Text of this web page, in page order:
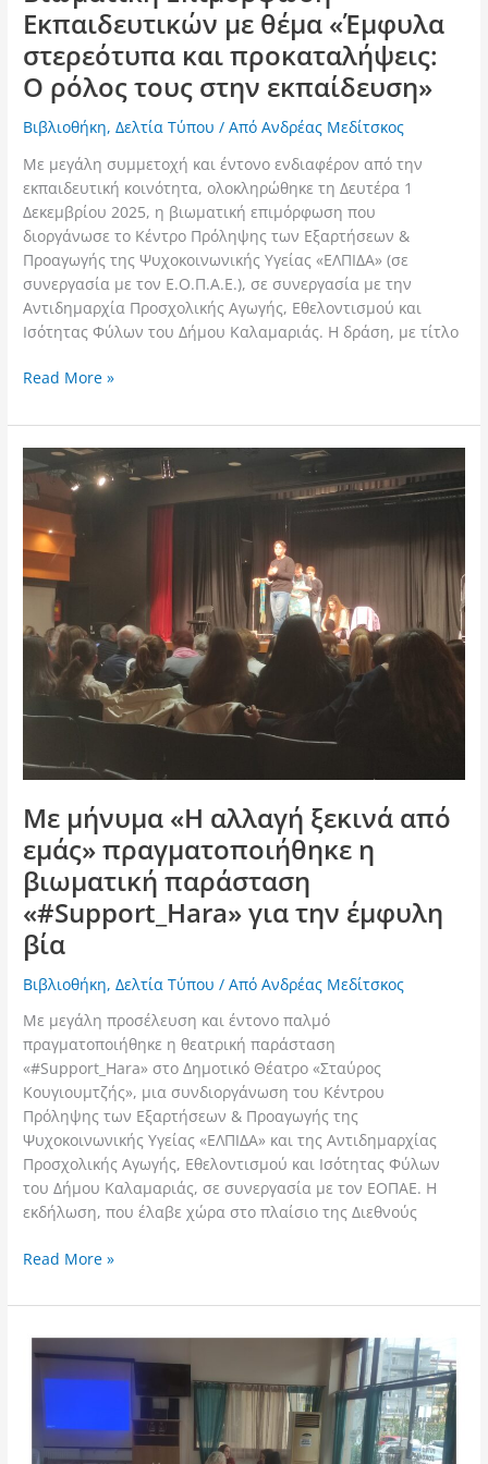
Εκπαιδευτικών με θέμα «Έμφυλα
στερεότυπα και προκαταλήψεις:
Ο ρόλος τους στην εκπαίδευση»
Βιβλιοθήκη,Δελτία Τύπου / ΑπόΑνδρέας Μεδίτσκος
Με μεγάλη συμμετοχή και έντονο ενδιαφέρον από την
εκπαιδευτική κοινότητα, ολοκληρώθηκε τη Δευτέρα 1
Δεκεμβρίου 2025, η βιωματική επιμόρφωση που
διοργάνωσε το Κέντρο Πρόληψης των Εξαρτήσεων &
Προαγωγής της Ψυχοκοινωνικής Υγείας «ΕΛΠΙΔΑ» (σε
συνεργασία με τον Ε.Ο.Π.Α.Ε.), σε συνεργασία με την
Αντιδημαρχία Προσχολικής Αγωγής, Εθελοντισμού και
Ισότητας Φύλων του Δήμου Καλαμαριάς. Η δράση, με τίτλο
Read More »
Με μήνυμα «Η αλλαγή ξεκινά από
εμάς» πραγματοποιήθηκε η
βιωματική παράσταση
«#Support_Hara» για την έμφυλη
βία
Βιβλιοθήκη,Δελτία Τύπου / ΑπόΑνδρέας Μεδίτσκος
Με μεγάλη προσέλευση και έντονο παλμό
πραγματοποιήθηκε η θεατρική παράσταση
«#Support_Hara» στο Δημοτικό Θέατρο «Σταύρος
Κουγιουμτζής», μια συνδιοργάνωση του Κέντρου
Πρόληψης των Εξαρτήσεων & Προαγωγής της
Ψυχοκοινωνικής Υγείας «ΕΛΠΙΔΑ» και της Αντιδημαρχίας
Προσχολικής Αγωγής, Εθελοντισμού και Ισότητας Φύλων
του Δήμου Καλαμαριάς, σε συνεργασία με τον ΕΟΠΑΕ. Η
εκδήλωση, που έλαβε χώρα στο πλαίσιο της Διεθνούς
Με
μήνυμα
«Η
αλλαγή
ξεκινά
από
εμάς»
πραγματοποιήθηκε
βιωματική
παράσταση
«#Support_Hara»
την
βία
Read More »
Επιτυχής
ολοκλήρωση
επιμόρφωσης
Δήμο
Θερμαϊκού